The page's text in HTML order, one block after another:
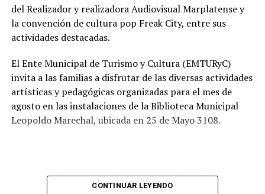
recorrido administrativo con la intervención de la
Comisión de Estudio de Ofertas y Adjudicación, que
tendrá a su cargo la evaluación de las propuestas
obra.
del Realizador y realizadora Audiovisual Marplatense y
la convención de cultura pop Freak City, entre sus
actividades destacadas.
El Ente Municipal de Turismo y Cultura (EMTURyC)
invita a las familias a disfrutar de las diversas actividades
artísticas y pedagógicas organizadas para el mes de
agosto en las instalaciones de la Biblioteca Municipal
Leopoldo Marechal, ubicada en 25 de Mayo 3108.
Culturales”, a cargo del grupo Cul Mardel, que se podrá
CONTINUAR LEYENDO